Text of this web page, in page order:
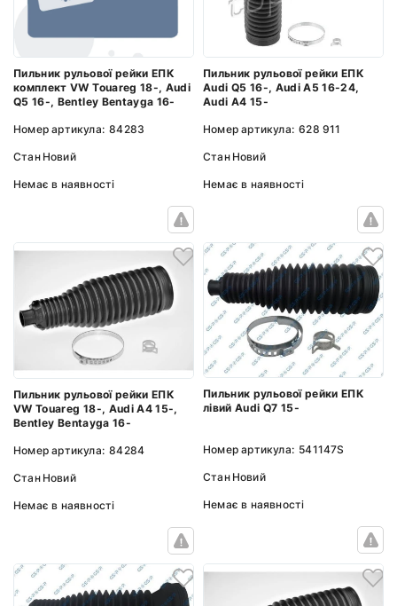
Пильник рульової рейки ЕПК
комплект VW Touareg 18-, Audi
Q5 16-, Bentley Bentayga 16-
Номер артикула: 84283
Стан Новий
Немає в наявності
Пильник рульової рейки ЕПК
Audi Q5 16-, Audi A5 16-24,
Audi A4 15-
Номер артикула: 628 911
Стан Новий
Немає в наявності
Пильник рульової рейки ЕПК
VW Touareg 18-, Audi A4 15-,
Bentley Bentayga 16-
Номер артикула: 84284
Стан Новий
Немає в наявності
Пильник рульової рейки ЕПК
лівий Audi Q7 15-
Номер артикула: 541147S
Стан Новий
Немає в наявності